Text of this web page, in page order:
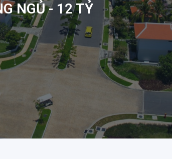
NGỦ - 12 TỶ